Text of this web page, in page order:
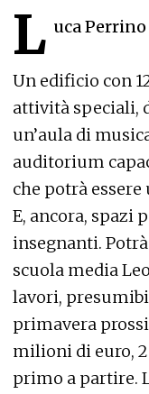
L uca Perrino
Un edificio con
attività speciali,
un’aula di
auditorium
che potrà
E, ancora, spazi
insegnanti.
scuola media
lavori,
primavera
milioni di euro,
primo a partire.